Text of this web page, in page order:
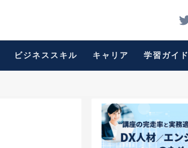
ビジネススキル キャリア 学習ガイド